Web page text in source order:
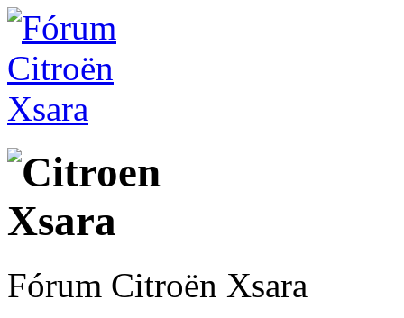
Fórum Citroën Xsara